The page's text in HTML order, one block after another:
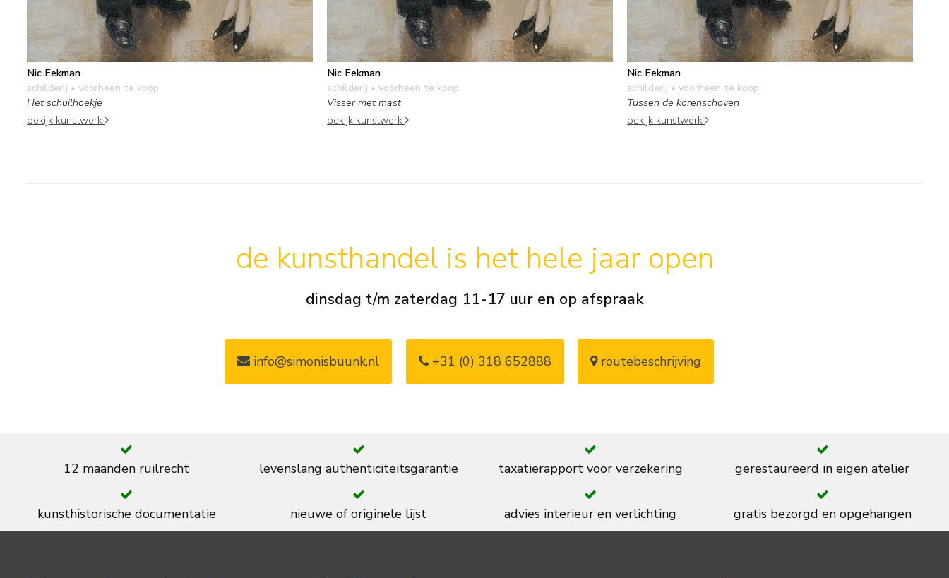
Nic Eekman
schilderij • voorheen te koop
Het schuilhoekje
bekijk kunstwerk
Nic Eekman
schilderij • voorheen te koop
Visser met mast
bekijk kunstwerk
Nic Eekman
schilderij • voorheen te koop
Tussen de korenschoven
bekijk kunstwerk
de kunsthandel is het hele jaar open
dinsdag t/m zaterdag 11-17 uur en op afspraak
info@simonisbuunk.nl +31 (0) 318 652888 routebeschrijving
12 maanden ruilrecht levenslang authenticiteitsgarantie taxatierapport voor verzekering gerestaureerd in eigen atelier
kunsthistorische documentatie nieuwe of originele lijst advies interieur en verlichting gratis bezorgd en opgehangen